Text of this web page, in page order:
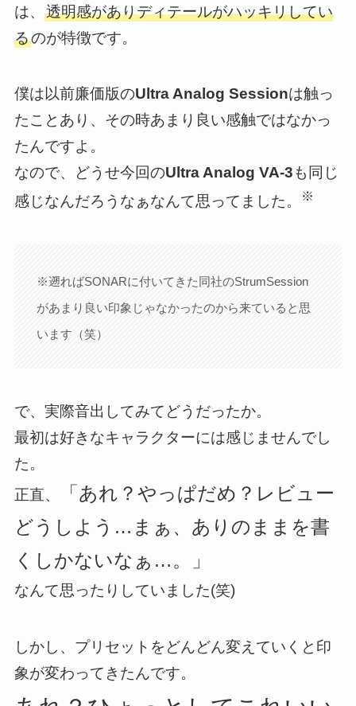
は、 透明感がありディテールがハッキリしてい
るのが特徴です。
僕は以前廉価版のUltra Analog Sessionは触っ
たことあり、その時あまり良い感触ではなかっ
たんですよ。
なので、どうせ今回のUltra Analog VA-3も同じ
感じなんだろうなぁなんて思ってました。
※
※遡ればSONARに付いてきた同社のStrumSession
があまり良い印象じゃなかったのから来ていると思
います（笑）
で、実際音出してみてどうだったか。
最初は好きなキャラクターには感じませんでし
た。
正直、
「あれ？やっぱだめ？レビュー
どうしよう…まぁ、ありのままを書
くしかないなぁ…。」
なんて思ったりしていました(笑)
しかし、プリセットをどんどん変えていくと印
象が変わってきたんです。